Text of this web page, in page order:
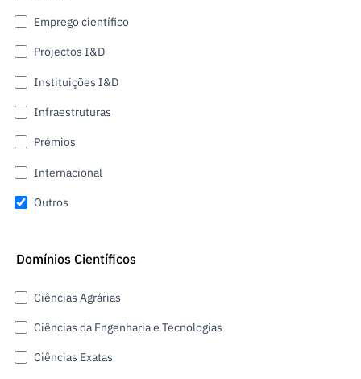
Emprego científico
Projectos I&D
Instituições I&D
Infraestruturas
Prémios
Internacional
Outros
Domínios Científicos
Ciências Agrárias
Ciências da Engenharia e Tecnologias
Ciências Exatas